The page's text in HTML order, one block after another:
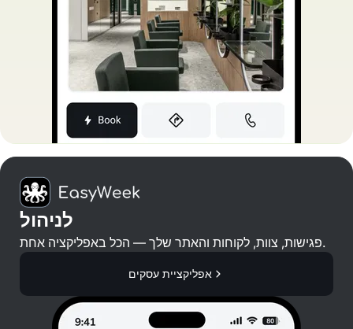
לניהול
פגישות, צוות, לקוחות והאתר שלך — הכל באפליקציה אחת.
אפליקציית עסקים